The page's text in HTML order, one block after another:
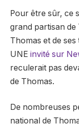
Pour être sûr, ce
grand partisan de
Thomas et de
UNE invité sur
reculerait pas
de Thomas.
De nombreuses
national de